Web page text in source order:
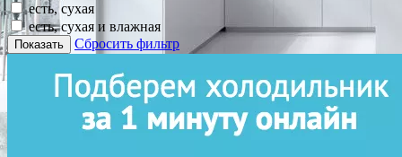
есть, сухая
есть, сухая и влажная
Показать Сбросить фильтр